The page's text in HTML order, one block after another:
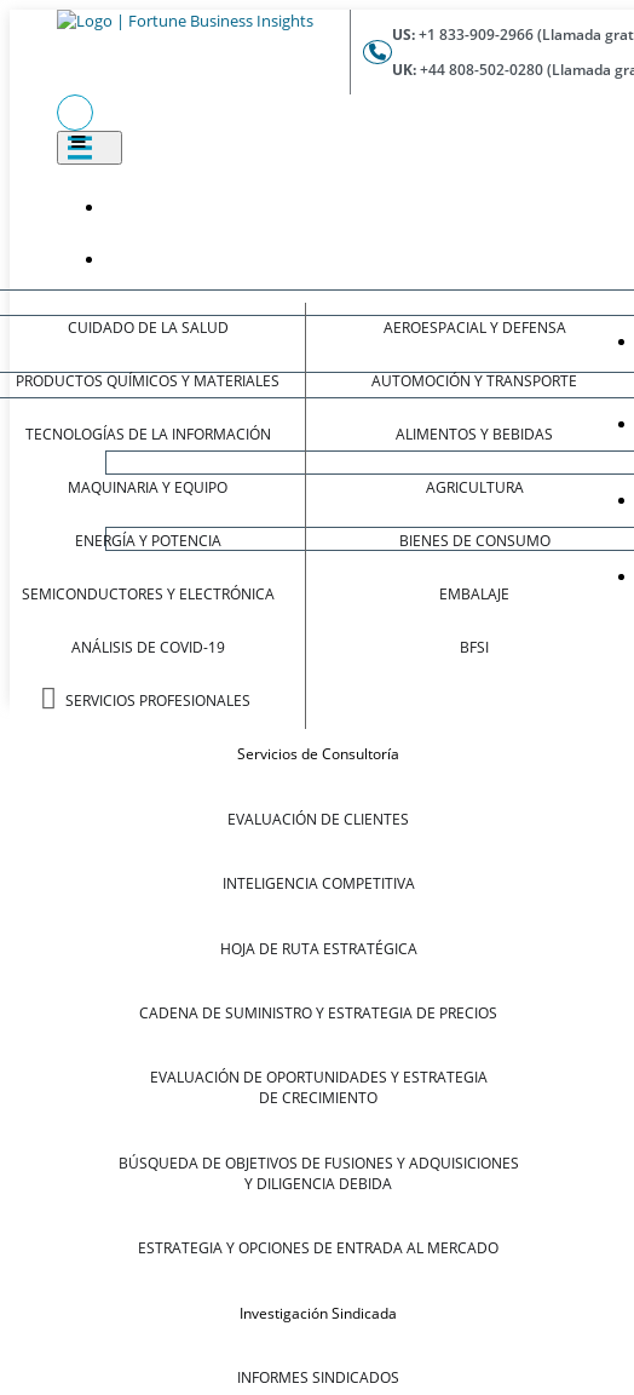
US:+1 833-909-2966 (Llamada
UK:+44 808-502-0280 (Llamada
CUIDADO DE LA SALUD
PRODUCTOS QUÍMICOS Y MATERIALES
TECNOLOGÍAS DE LA INFORMACIÓN
MAQUINARIA Y EQUIPO
ENERGÍA Y POTENCIA
SEMICONDUCTORES Y ELECTRÓNICA
ANÁLISIS DE COVID-19
SERVICIOS PROFESIONALES
AEROESPACIAL Y DEFENSA
AUTOMOCIÓN Y TRANSPORTE
ALIMENTOS Y BEBIDAS
AGRICULTURA
BIENES DE CONSUMO
EMBALAJE
BFSI
Servicios de Consultoría
EVALUACIÓN DE CLIENTES
INTELIGENCIA COMPETITIVA
HOJA DE RUTA ESTRATÉGICA
CADENA DE SUMINISTRO Y ESTRATEGIA DE PRECIOS
EVALUACIÓN DE OPORTUNIDADES Y ESTRATEGIA
DE CRECIMIENTO
BÚSQUEDA DE OBJETIVOS DE FUSIONES Y ADQUISICIONES
Y DILIGENCIA DEBIDA
ESTRATEGIA Y OPCIONES DE ENTRADA AL MERCADO
Investigación Sindicada
INFORMES SINDICADOS